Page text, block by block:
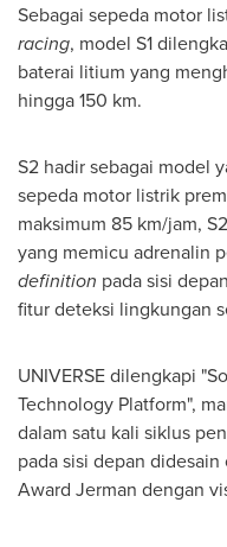
Sebagai sepeda motor
racing, model S1
baterai litium yang
hingga 150 km.
S2 hadir sebagai model
sepeda motor listrik
maksimum 85 km/jam,
yang memicu adrenalin
definition pada sisi
fitur deteksi lingkungan
UNIVERSE dilengkapi
Technology Platform",
dalam satu kali siklus
pada sisi depan
Award Jerman dengan